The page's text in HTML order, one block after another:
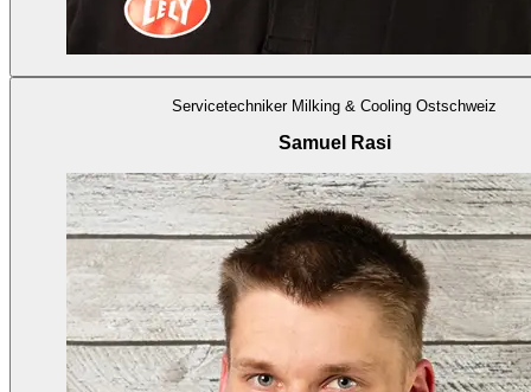
Servicetechniker Milking & Cooling Ostschweiz
Samuel Rasi